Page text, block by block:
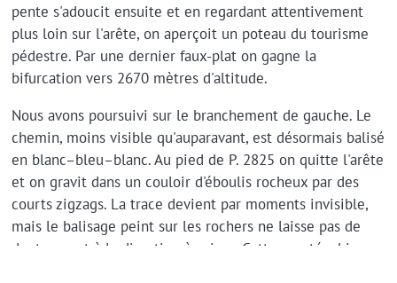
pente s'adoucit ensuite et en regardant attentivement
plus loin sur l'arête, on aperçoit un poteau du tourisme
pédestre. Par une dernier faux-plat on gagne la
bifurcation vers 2670 mètres d'altitude.
Nous avons poursuivi sur le branchement de gauche. Le
chemin, moins visible qu'auparavant, est désormais balisé
en blanc–bleu–blanc. Au pied de P. 2825 on quitte l'arête
et on gravit dans un couloir d'éboulis rocheux par des
courts zigzags. La trace devient par moments invisible,
mais le balisage peint sur les rochers ne laisse pas de
doute quant à la direction à suivre. Cette montée, bien